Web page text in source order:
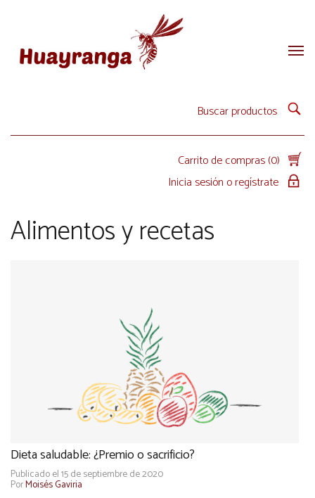
Carrito de compras (0)
Inicia sesión o regístrate
Alimentos y recetas
Dieta saludable: ¿Premio o sacrificio?
Publicado el 15 de septiembre de 2020
PorMoisés Gaviria